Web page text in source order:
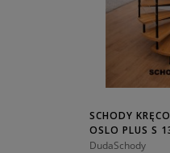
SCHODY
OSLO PLUS S
DudaSchody